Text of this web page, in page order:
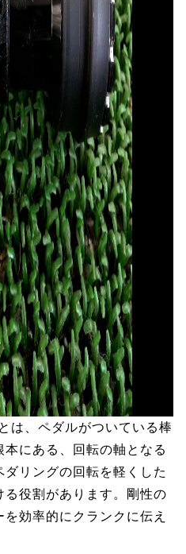
は、ペダルがついている棒
にある、回転の軸となる
リングの回転を軽くした
る役割があります。剛性の
効率的にクランクに伝え